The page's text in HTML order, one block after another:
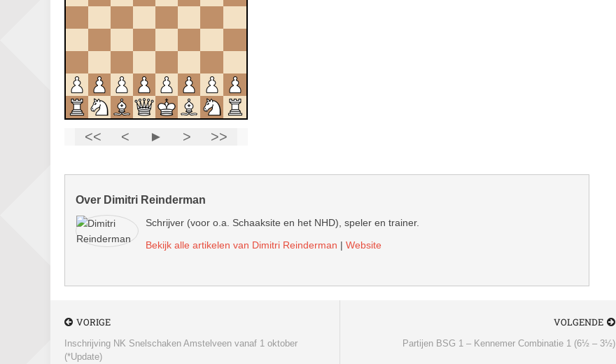
Over Dimitri Reinderman
Schrijver (voor o.a. Schaaksite en het NHD), speler en trainer.
Bekijk alle artikelen van Dimitri Reinderman | Website
VORIGE
Inschrijving NK Snelschaken Amstelveen vanaf 1 oktober
(*Update)
VOLGENDE
Partijen BSG 1 – Kennemer Combinatie 1 (6½ – 3½)